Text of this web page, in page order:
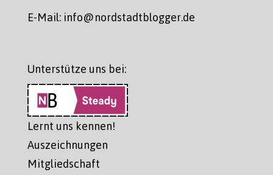
E-Mail: info@nordstadtblogger.de
Unterstütze uns bei:
Lernt uns kennen!
Auszeichnungen
Mitgliedschaft